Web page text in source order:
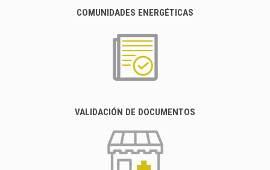
COMUNIDADES ENERGÉTICAS
VALIDACIÓN DE DOCUMENTOS